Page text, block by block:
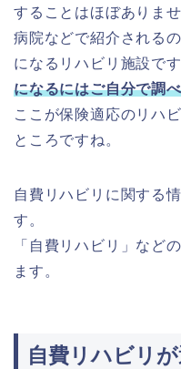
することはほぼありませ
病院などで紹介される
になるリハビリ施設で
になるにはご自分で調
ここが保険適応のリハ
ところですね。
自費リハビリに関する
す。
「自費リハビリ」など
ます。
自費リハビリ